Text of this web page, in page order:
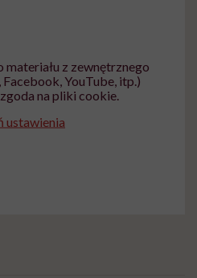
z zewnętrznego
YouTube, itp.)
na pliki cookie.
ustawienia